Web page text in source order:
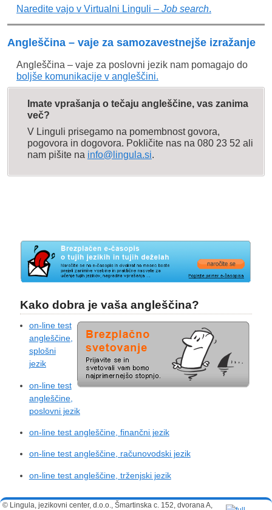
Naredite vajo v Virtualni Linguli – Job search.
Angleščina – vaje za samozavestnejše izražanje
Angleščina – vaje za poslovni jezik nam pomagajo do
boljše komunikacije v angleščini.
Imate vprašanja o tečaju angleščine, vas zanima
več?
V Linguli prisegamo na pomembnost govora,
pogovora in dogovora. Pokličite nas na 080 23 52 ali
nam pišite na info@lingula.si.
Kako dobra je vaša angleščina?
on-line test
angleščine,
splošni
jezik
on-line test
angleščine,
poslovni jezik
on-line test angleščine, finančni jezik
on-line test angleščine, računovodski jezik
on-line test angleščine, trženjski jezik
© Lingula, jezikovni center, d.o.o., Šmartinska c. 152, dvorana A,